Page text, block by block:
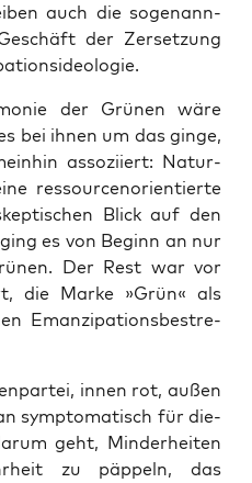
auch die soge­nann­
der Zer­set­zung
der Grü­nen wäre
bei ihnen um das gin­ge,
asso­zi­iert: Natur­
res­sour­cen­ori­en­tier­te
Blick auf den
es von Beginn an nur
Der Rest war vor
die Mar­ke »Grün« als
Eman­zi­pa­ti­ons­be­stre­
innen rot, außen
sym­pto­ma­tisch für die­
geht, Min­der­hei­ten
zu päp­peln, das